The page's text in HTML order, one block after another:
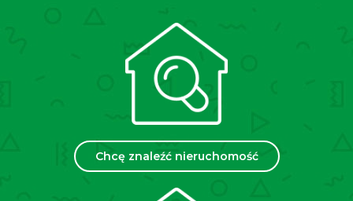
Chcę znaleźć nieruchomość
żelbetowymi stropami i
nowoczesną windą.Budynek przeszedł kompleksowy
remont wraz z wymianą wszystkich instalacji,
odnowieniem elewacji oraz rewitalizacją części
Lokalizacja:Budynek znajduje się w jednej z
najciekawszych lokalizacji ścisłego centrum Krakowa,